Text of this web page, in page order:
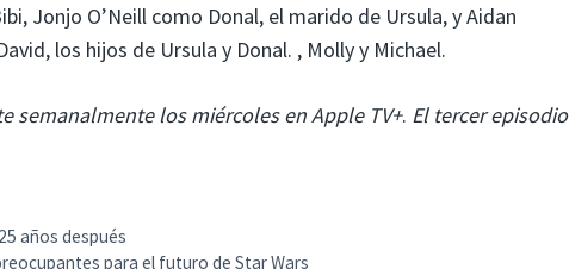
Jonjo O’Neill como Donal, el marido de Ursula, y Aidan
los hijos de Ursula y Donal. , Molly y Michael.
semanalmente los miércoles en Apple TV+. El tercer episodio
años después
para el futuro de Star Wars